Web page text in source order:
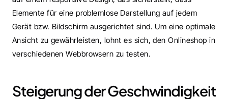
Elemente für eine problemlose Darstellung auf jedem
Gerät bzw. Bildschirm ausgerichtet sind. Um eine optimale
Ansicht zu gewährleisten, lohnt es sich, den Onlineshop in
verschiedenen Webbrowsern zu testen.
Steigerung der Geschwindigkeit